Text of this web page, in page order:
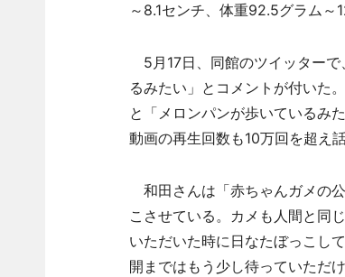
～8.1センチ、体重92.5グラム～
5月17日、同館のツイッターで
るみたい」とコメントが付いた
と「メロンパンが歩いているみ
動画の再生回数も10万回を超え
和田さんは「赤ちゃんガメの
こさせている。カメも人間と同
いただいた時に日なたぼっこし
開まではもう少し待っていただけ